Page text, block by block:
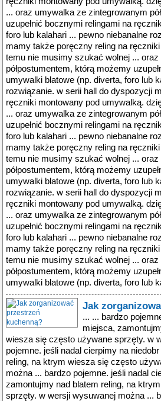
... oraz umywalka ze zintegrowanym
uzupełnić bocznymi relingami na
foro lub kalahari ... pewno niebanalne
mamy także poręczny reling na
temu nie musimy szukać wolnej ...
półpostumentem, którą możemy
umywalki blatowe (np. diverta, foro lub
rozwiązanie. w serii hall do dyspozycji
ręczniki montowany pod umywalką.
... oraz umywalka ze zintegrowanym
uzupełnić bocznymi relingami na
foro lub kalahari ... pewno niebanalne
mamy także poręczny reling na
temu nie musimy szukać wolnej ...
półpostumentem, którą możemy
umywalki blatowe (np. diverta, foro lub
rozwiązanie. w serii hall do dyspozycji
ręczniki montowany pod umywalką.
... oraz umywalka ze zintegrowanym
uzupełnić bocznymi relingami na
foro lub kalahari ... pewno niebanalne
mamy także poręczny reling na
temu nie musimy szukać wolnej ...
półpostumentem, którą możemy
umywalki blatowe (np. diverta, foro lub
Jak
... ... bardzo
miejsca,
wiesza się często używane sprzęty. w
pojemne. jeśli nadal cierpimy na
reling, na ktrym wiesza się często
można ... bardzo pojemne. jeśli nadal
zamontujmy nad blatem reling, na
sprzęty. w wersji wysuwanej można ...